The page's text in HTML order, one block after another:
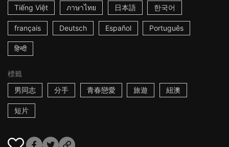
Tiếng Việt ภาษาไทย 日本語 한국어
français Deutsch Español Português
हिन्दी
標籤
男同志
分手 青春戀愛 旅遊 紐澳
短片